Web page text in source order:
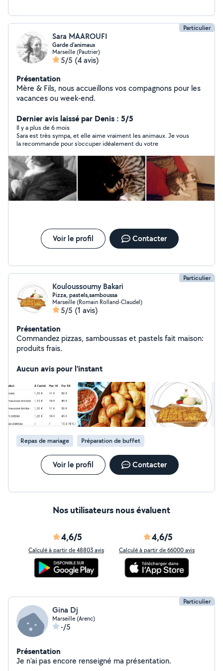
à me contacter
Particulier
Sara MAAROUFI
Garde d'animaux
Marseille (Pautrier)
5/5 (4 avis)
Présentation
Mère & Fils, nous accueillons vos compagnons pour les
vacances ou week-end.
Dernier avis laissé par Denis : 5/5
Il y a plus de 6 mois
Sara est très sympa, et elle aime vraiment les animaux. Je vous
la recommande pour s'occuper idéalement du votre
Voir le profil Contacter
Particulier
Kouloussoumy Bakari
Pizza, pastels,samboussa
Marseille (Romain Rolland-Claudel)
5/5 (1 avis)
Présentation
Commandez pizzas, samboussas et pastels fait maison:
produits frais.
Aucun avis pour l'instant
Repas de mariage Préparation de buffet
Voir le profil Contacter
Nos utilisateurs nous évaluent
4,6/5
Calculé à partir de 48803 avis
4,6/5
Calculé à partir de 66000 avis
Particulier
Gina Dj
Marseille (Arenc)
-/5
Présentation
Je n'ai pas encore renseigné ma présentation.